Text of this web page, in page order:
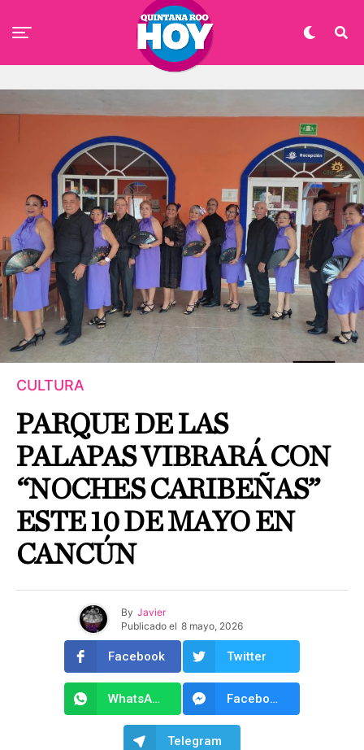
CULTURA
PARQUE DE LAS
PALAPAS VIBRARÁ CON
“NOCHES CARIBEÑAS”
ESTE 10 DE MAYO EN
CANCÚN
By Javier
Publicado el 8 mayo, 2026
Facebook Twitter
WhatsApp Facebook Messenger
Telegram